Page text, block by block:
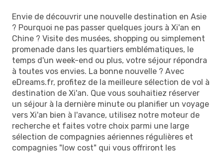
Envie de découvrir une nouvelle destination en Asie
? Pourquoi ne pas passer quelques jours à Xi'an en
Chine ? Visite des musées, shopping ou simplement
promenade dans les quartiers emblématiques, le
temps d'un week-end ou plus, votre séjour répondra
à toutes vos envies. La bonne nouvelle ? Avec
eDreams.fr, profitez de la meilleure sélection de vol à
destination de Xi'an. Que vous souhaitiez réserver
un séjour à la dernière minute ou planifier un voyage
vers Xi'an bien à l'avance, utilisez notre moteur de
recherche et faites votre choix parmi une large
sélection de compagnies aériennes régulières et
compagnies "low cost" qui vous offriront les